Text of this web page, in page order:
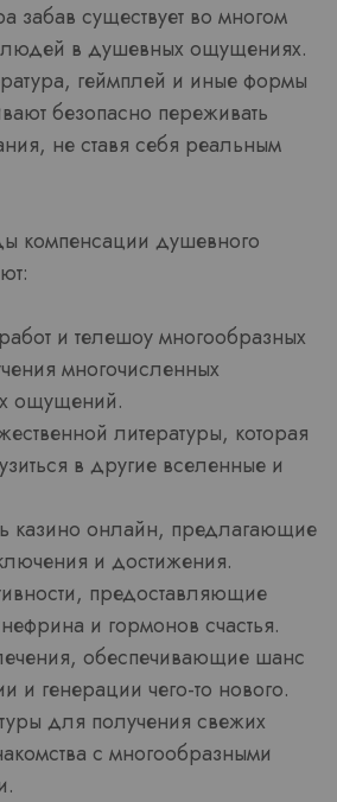
забав существует во многом
людей в душевных ощущениях.
геймплей и иные формы
безопасно переживать
не ставя себя реальным
компенсации душевного
и телешоу многообразных
многочисленных
ощущений.
литературы, которая
в другие вселенные и
казино онлайн, предлагающие
и достижения.
предоставляющие
и гормонов счастья.
обеспечивающие шанс
и генерации чего-то нового.
для получения свежих
с многообразными